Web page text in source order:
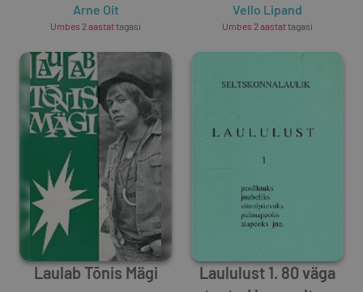
Arne Oit
Umbes 2 aastattagasi
[Noot]
Vello Lipand
Umbes 2 aastattagasi
Laulab Tõnis Mägi
Laululust 1. 80 väga